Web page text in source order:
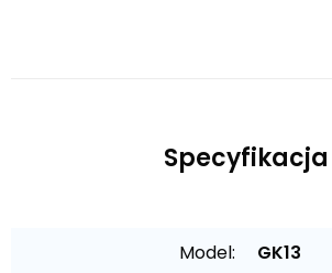
Specyfikacja
Model: GK13